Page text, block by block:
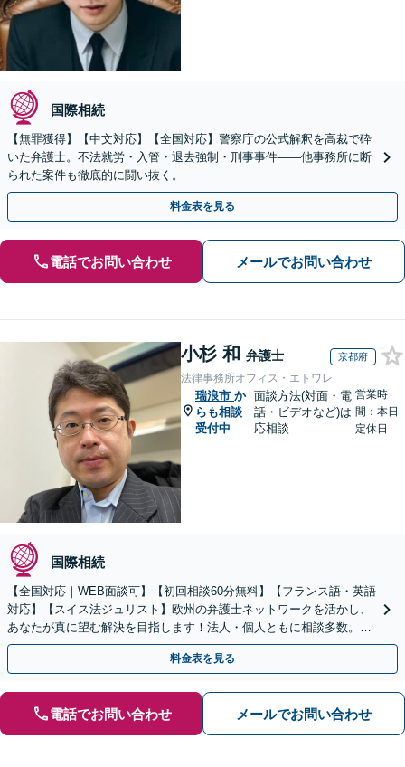
国際相続
【無罪獲得】【中文対応】【全国対応】警察庁の公式解釈を高裁で砕
いた弁護士。不法就労・入管・退去強制・刑事事件——他事務所に断
られた案件も徹底的に闘い抜く。
料金表を見る
電話でお問い合わせ メールでお問い合わせ
小杉 和 弁護士 京都府
法律事務所オフィス・エトワレ
瑞浪市 か
らも相談
受付中
面談方法(対面・電
話・ビデオなど)は
応相談
営業時
間：本日
定休日
国際相続
【全国対応｜WEB面談可】【初回相談60分無料】【フランス語・英語
対応】【スイス法ジュリスト】欧州の弁護士ネットワークを活かし、
あなたが真に望む解決を目指します！法人・個人ともに相談多数。細
やかな連絡と粘り強い交渉を徹底【休日・夜間相談可】
料金表を見る
電話でお問い合わせ メールでお問い合わせ